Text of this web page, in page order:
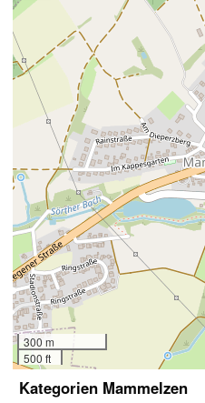
300 m
500 ft
Kategorien Mammelzen